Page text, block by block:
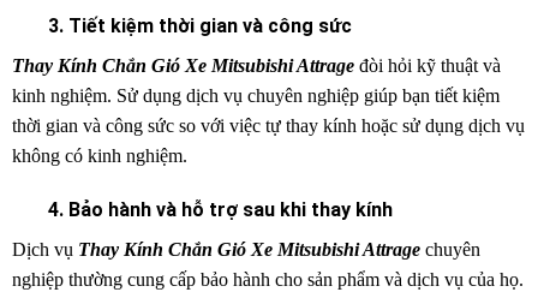
3. Tiết kiệm thời gian và công sức
Thay Kính Chắn Gió Xe Mitsubishi Attrage đòi hỏi kỹ thuật và
kinh nghiệm. Sử dụng dịch vụ chuyên nghiệp giúp bạn tiết kiệm
thời gian và công sức so với việc tự thay kính hoặc sử dụng dịch vụ
không có kinh nghiệm.
4. Bảo hành và hỗ trợ sau khi thay kính
Dịch vụ Thay Kính Chắn Gió Xe Mitsubishi Attrage chuyên
nghiệp thường cung cấp bảo hành cho sản phẩm và dịch vụ của họ.